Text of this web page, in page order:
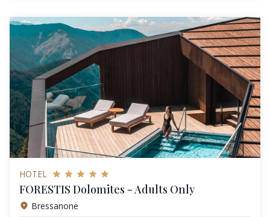
HOTEL
FORESTIS Dolomites - Adults Only
Bressanone